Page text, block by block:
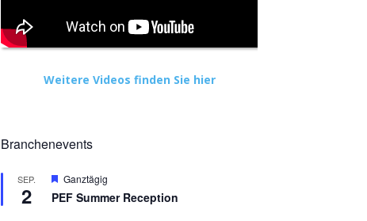
Weitere Videos finden Sie hier
Branchenevents
SEP.
2
Hervorgehoben
Ganztägig
PEF Summer Reception